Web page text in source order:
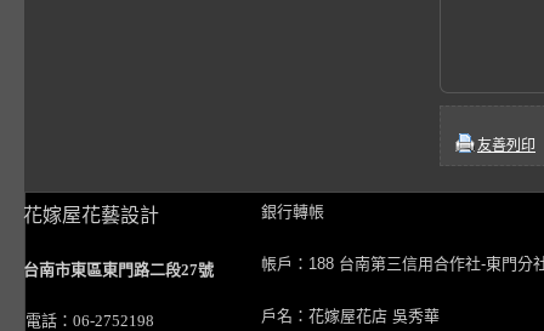
友善列印
花嫁屋花藝設計
台南市東區東門路二段27號
電話：06-2752198
銀行轉帳
帳戶：188 台南第三信用合作社-東門分
戶名：花嫁屋花店 吳秀華